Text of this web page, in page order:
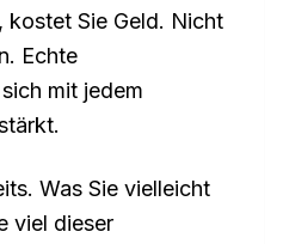
Sie Geld. Nicht
Echte
mit jedem
Was Sie vielleicht
viel dieser